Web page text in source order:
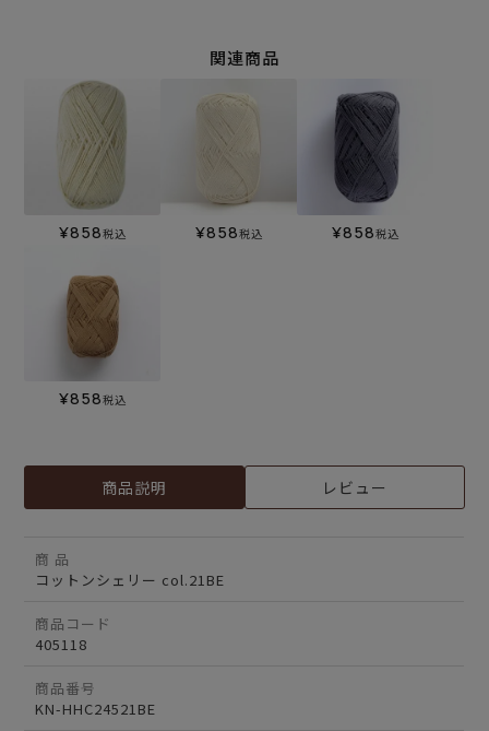
関連商品
¥858税込 ¥858税込 ¥858税込
¥858税込
商品説明 レビュー
商 品
コットンシェリー col.21BE
商品コード
405118
商品番号
KN-HHC24521BE